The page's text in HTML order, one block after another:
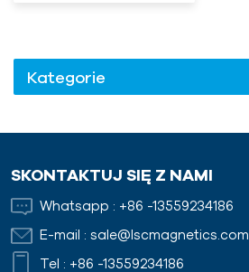
Kategorie
SKONTAKTUJ SIĘ Z NAMI
Whatsapp : +86 -13559234186
E-mail : sale@lscmagnetics.com
Tel : +86 -13559234186